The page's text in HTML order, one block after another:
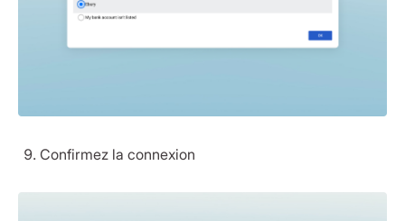
Confirmez la connexion